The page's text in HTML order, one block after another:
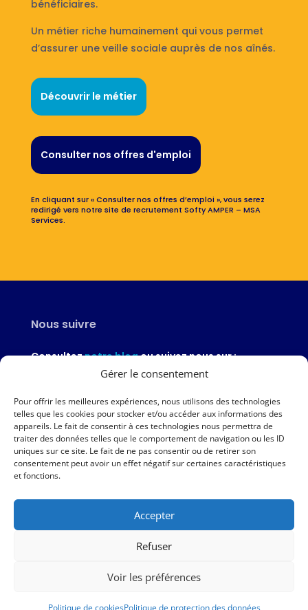
Gérer le consentement
Pour offrir les meilleures expériences, nous utilisons des technologies
telles que les cookies pour stocker et/ou accéder aux informations des
appareils. Le fait de consentir à ces technologies nous permettra de
traiter des données telles que le comportement de navigation ou les ID
uniques sur ce site. Le fait de ne pas consentir ou de retirer son
consentement peut avoir un effet négatif sur certaines caractéristiques
et fonctions.
Accepter
Refuser
Voir les préférences
Politique de cookiesPolitique de protection des données
bénéficiaires.
Un métier riche humainement qui vous permet
d’assurer une veille sociale auprès de nos aînés.
Découvrir le métier
Consulter nos offres d'emploi
En cliquant sur « Consulter nos offres d’emploi », vous serez
redirigé vers notre site de recrutement Softy AMPER – MSA
Services.
Nous suivre
Consulteznotre blogou suivez nous sur :
Nous contacter
02 97 46 51 97
Nous écrire
AMPER – 6 avenue du Général Borgnis-Desbordes – VANNES
Politique de protection des données
Politique de cookies